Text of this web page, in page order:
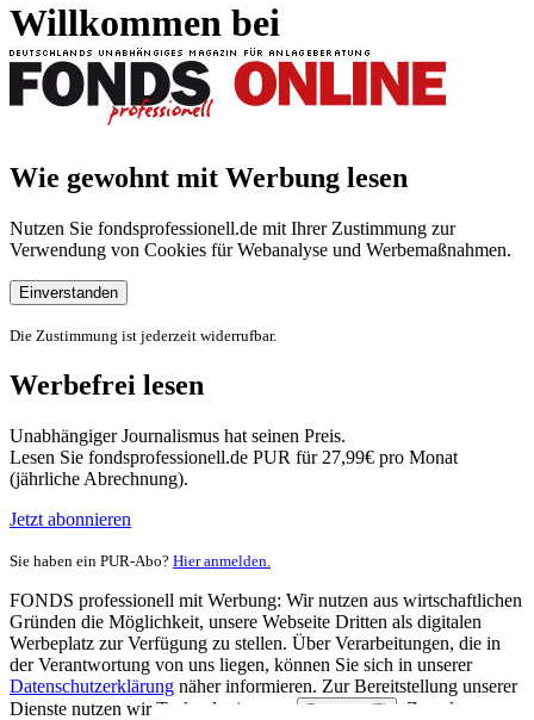
Willkommen bei
Wie gewohnt mit Werbung lesen
Nutzen Sie fondsprofessionell.de mit Ihrer Zustimmung zur
Verwendung von Cookies für Webanalyse und Werbemaßnahmen.
Einverstanden
Die Zustimmung ist jederzeit widerrufbar.
Werbefrei lesen
Unabhängiger Journalismus hat seinen Preis.
Lesen Sie fondsprofessionell.de PUR für 27,99€ pro Monat
(jährliche Abrechnung).
Jetzt abonnieren
Sie haben ein PUR-Abo? Hier anmelden.
FONDS professionell mit Werbung: Wir nutzen aus wirtschaftlichen
Gründen die Möglichkeit, unsere Webseite Dritten als digitalen
Werbeplatz zur Verfügung zu stellen. Über Verarbeitungen, die in
der Verantwortung von uns liegen, können Sie sich in unserer
Datenschutzerklärung näher informieren. Zur Bereitstellung unserer
Dienste nutzen wir Technologien von
Partnern (5)
. Zwecke: